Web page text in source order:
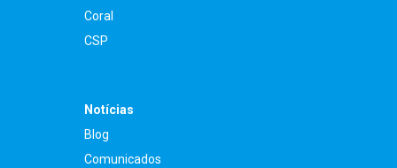
Coral
CSP
Notícias
Blog
Comunicados